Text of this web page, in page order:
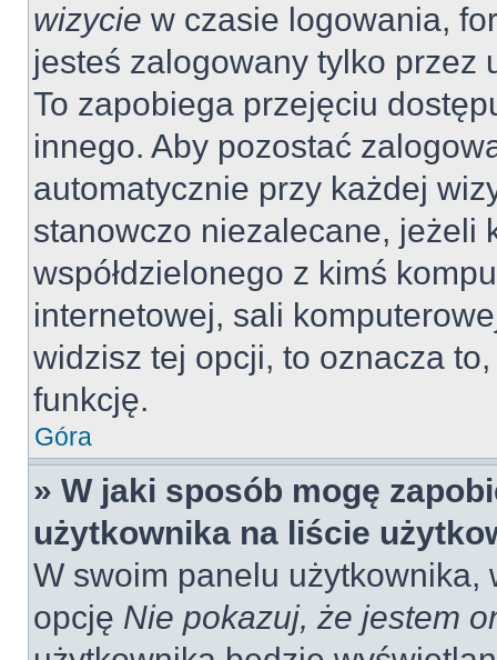
wizycie w czasie logowania,
jesteś zalogowany tylko przez
To zapobiega przejęciu
innego. Aby pozostać
automatycznie przy każdej
stanowczo niezalecane, jeżeli
współdzielonego z kimś
internetowej, sali
widzisz tej opcji, to oznacza
funkcję.
Góra
» W jaki sposób mogę
użytkownika na liście
W swoim panelu użytkownika,
opcję Nie pokazuj, że jestem